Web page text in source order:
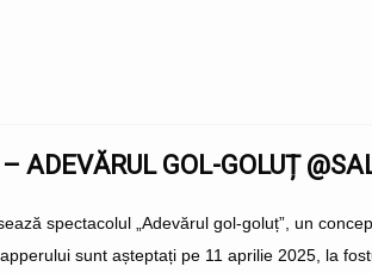
ADEVĂRUL GOL-GOLUȚ
spectacolul „Adevărul gol-goluț”, un
sunt așteptați pe 11 aprilie 2025, la